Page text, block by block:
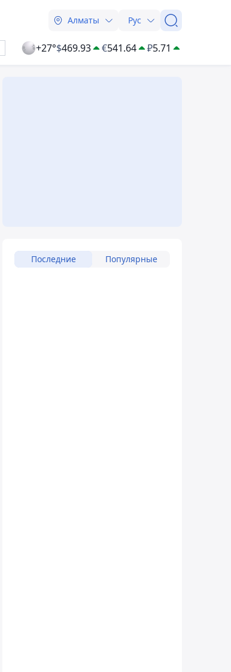
Алматы Рус
+27°$469.93 €541.64 ₽5.71
Последние Популярные